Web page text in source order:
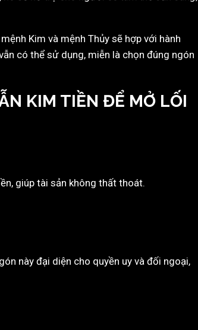
Kim và mệnh Thủy sẽ hợp với hành
có thể sử dụng, miễn là chọn đúng ngón
KIM TIỀN ĐỂ MỞ LỐI
giúp tài sản không thất thoát.
này đại diện cho quyền uy và đối ngoại,